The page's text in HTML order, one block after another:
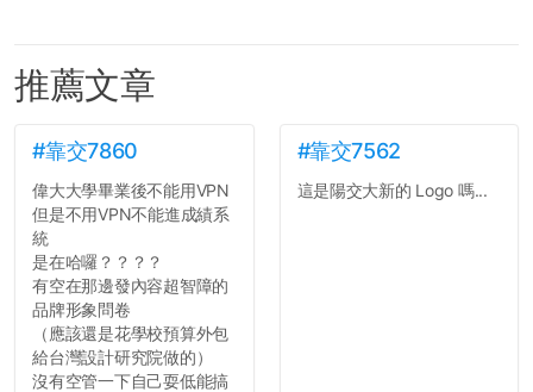
推薦文章
#靠交7860
偉大大學畢業後不能用VPN
但是不用VPN不能進成績系
統
是在哈囉？？？？
有空在那邊發內容超智障的
品牌形象問卷
（應該還是花學校預算外包
給台灣設計研究院做的）
沒有空管一下自己耍低能搞
#靠交7562
這是陽交大新的 Logo 嗎...